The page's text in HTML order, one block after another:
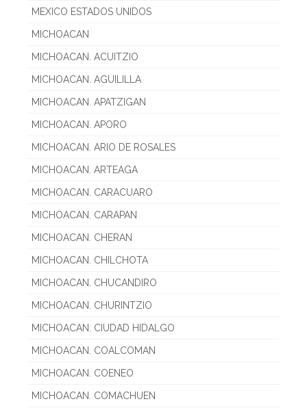
MEXICO ESTADOS UNIDOS
MICHOACAN
MICHOACAN. ACUITZIO
MICHOACAN. AGUILILLA
MICHOACAN. APATZIGAN
MICHOACAN. APORO
MICHOACAN. ARIO DE ROSALES
MICHOACAN. ARTEAGA
MICHOACAN. CARACUARO
MICHOACAN. CARAPAN
MICHOACAN. CHERAN
MICHOACAN. CHILCHOTA
MICHOACAN. CHUCANDIRO
MICHOACAN. CHURINTZIO
MICHOACAN. CIUDAD HIDALGO
MICHOACAN. COALCOMAN
MICHOACAN. COENEO
MICHOACAN. COMACHUEN